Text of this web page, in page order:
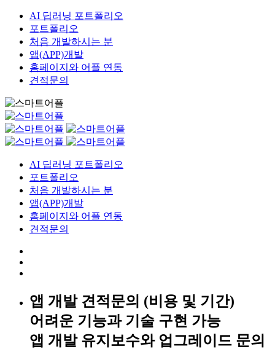
AI 딥러닝 포트폴리오
포트폴리오
처음 개발하시는 분
앱(APP)개발
홈페이지와 어플 연동
견적문의
AI 딥러닝 포트폴리오
포트폴리오
처음 개발하시는 분
앱(APP)개발
홈페이지와 어플 연동
견적문의
앱 개발 견적문의 (비용 및 기간)
어려운 기능과 기술 구현 가능
앱 개발 유지보수와 업그레이드 문의